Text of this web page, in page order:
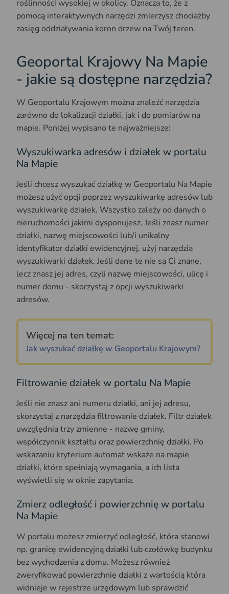
roślinności wysokiej w okolicy. Oznacza to, że z
pomocą interaktywnych narzędzi zmierzysz chociażby
zasięg oddziaływania koron drzew na Twój teren.
Geoportal Krajowy Na Mapie
- jakie są dostępne narzędzia?
W Geoportalu Krajowym można znaleźć narzędzia
zarówno do lokalizacji działki, jak i do pomiarów na
mapie. Poniżej wypisano te najważniejsze:
Wyszukiwarka adresów i działek w portalu
Na Mapie
Jeśli chcesz wyszukać działkę w Geoportalu Na Mapie
możesz użyć opcji poprzez wyszukiwarkę adresów lub
wyszukiwarkę działek. Wszystko zależy od danych o
nieruchomości jakimi dysponujesz. Jeśli znasz numer
działki, nazwę miejscowości lub/i unikalny
identyfikator działki ewidencyjnej, użyj narzędzia
wyszukiwarki działek. Jeśli dane te nie są Ci znane,
lecz znasz jej adres, czyli nazwę miejscowości, ulicę i
numer domu - skorzystaj z opcji wyszukiwarki
adresów.
Więcej na ten temat:
Jak wyszukać działkę w Geoportalu Krajowym?
Filtrowanie działek w portalu Na Mapie
Jeśli nie znasz ani numeru działki, ani jej adresu,
skorzystaj z narzędzia filtrowanie działek. Filtr działek
uwzględnia trzy zmienne - nazwę gminy,
współczynnik kształtu oraz powierzchnię działki. Po
wskazaniu kryterium automat wskaże na mapie
działki, które spełniają wymagania, a ich lista
wyświetli się w oknie zapytania.
Zmierz odległość i powierzchnię w portalu
Na Mapie
W portalu możesz zmierzyć odległość, która stanowi
np. granicę ewidencyjną działki lub czołówkę budynku
bez wychodzenia z domu. Możesz również
zweryfikować powierzchnię działki z wartością która
widnieje w rejestrze urzędowym lub sprawdzić